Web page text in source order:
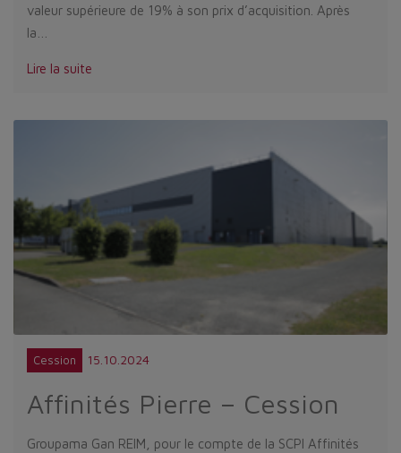
valeur supérieure de 19% à son prix d’acquisition. Après
la…
Lire la suite
Cession 15.10.2024
Affinités Pierre – Cession
Groupama Gan REIM, pour le compte de la SCPI Affinités